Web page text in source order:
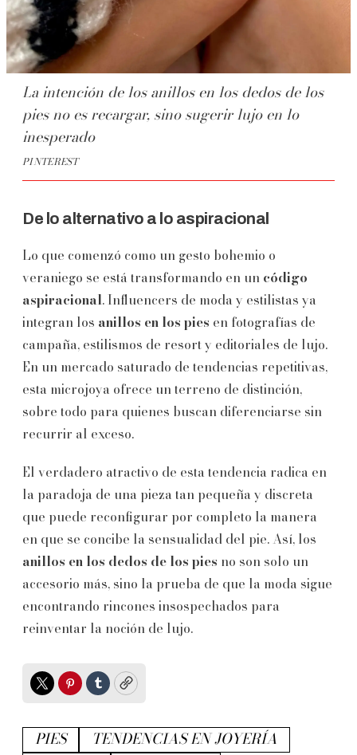
La intención de los anillos en los dedos de los
pies no es recargar, sino sugerir lujo en lo
inesperado
PINTEREST
De lo alternativo a lo aspiracional
Lo que comenzó como un gesto bohemio o
veraniego se está transformando en un código
aspiracional. Influencers de moda y estilistas ya
integran los anillos en los pies en fotografías de
campaña, estilismos de resort y editoriales de lujo.
En un mercado saturado de tendencias repetitivas,
esta microjoya ofrece un terreno de distinción,
sobre todo para quienes buscan diferenciarse sin
recurrir al exceso.
El verdadero atractivo de esta tendencia radica en
la paradoja de una pieza tan pequeña y discreta
que puede reconfigurar por completo la manera
en que se concibe la sensualidad del pie. Así, los
anillos en los dedos de los pies no son solo un
accesorio más, sino la prueba de que la moda sigue
encontrando rincones insospechados para
reinventar la noción de lujo.
TwitterPinterest
TumblrCopy
PIES
TENDENCIAS EN JOYERÍA